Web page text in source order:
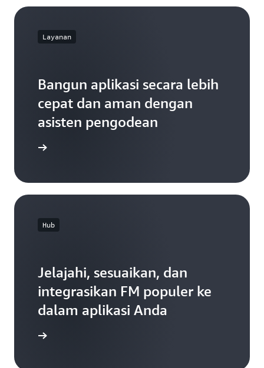
Layanan
Bangun aplikasi secara lebih
cepat dan aman dengan
asisten pengodean
Hub
Jelajahi, sesuaikan, dan
integrasikan FM populer ke
dalam aplikasi Anda